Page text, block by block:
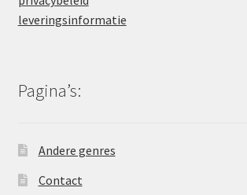
leveringsinformatie
Pagina’s:
Andere genres
Contact